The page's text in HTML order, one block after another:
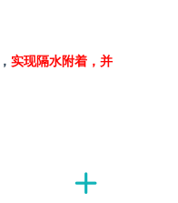
实现隔水附着，并
ꄶ